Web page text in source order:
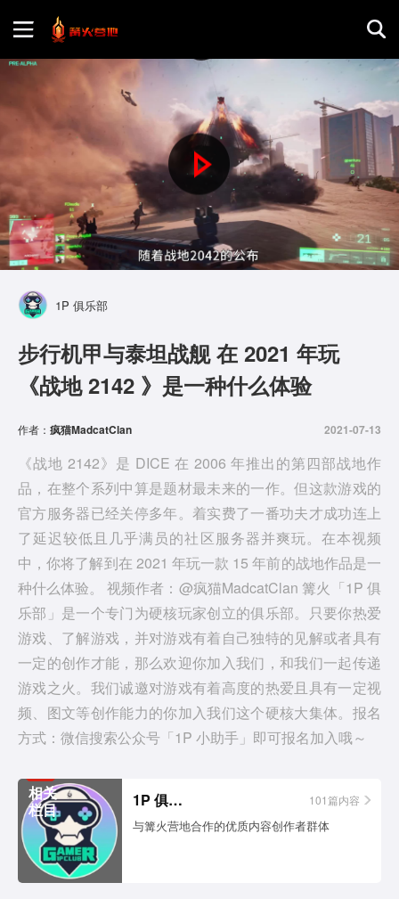
游戏评测
地图攻略
P
l
a
V
i
e
o
1P 俱乐部
步行机甲与泰坦战舰 在 2021 年玩
《战地 2142 》是一种什么体验
作者： 疯猫MadcatClan 2021-07-13
《战地 2142》是 DICE 在 2006 年推出的第四部战地作
品，在整个系列中算是题材最未来的一作。但这款游戏的
官方服务器已经关停多年。着实费了一番功夫才成功连上
了延迟较低且几乎满员的社区服务器并爽玩。在本视频
中，你将了解到在 2021 年玩一款 15 年前的战地作品是一
种什么体验。 视频作者：@疯猫MadcatClan 篝火「1P 俱
乐部」是一个专门为硬核玩家创立的俱乐部。只要你热爱
游戏、了解游戏，并对游戏有着自己独特的见解或者具有
一定的创作才能，那么欢迎你加入我们，和我们一起传递
游戏之火。我们诚邀对游戏有着高度的热爱且具有一定视
频、图文等创作能力的你加入我们这个硬核大集体。报名
方式：微信搜索公众号「1P 小助手」即可报名加入哦～
相关
栏目
1P 俱乐部 101篇内容
与篝火营地合作的优质内容创作者群体